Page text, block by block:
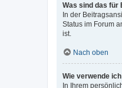
Was sind das für
In der
Status im Forum
ist.
Nach oben
Wie verwende
In Ihrem